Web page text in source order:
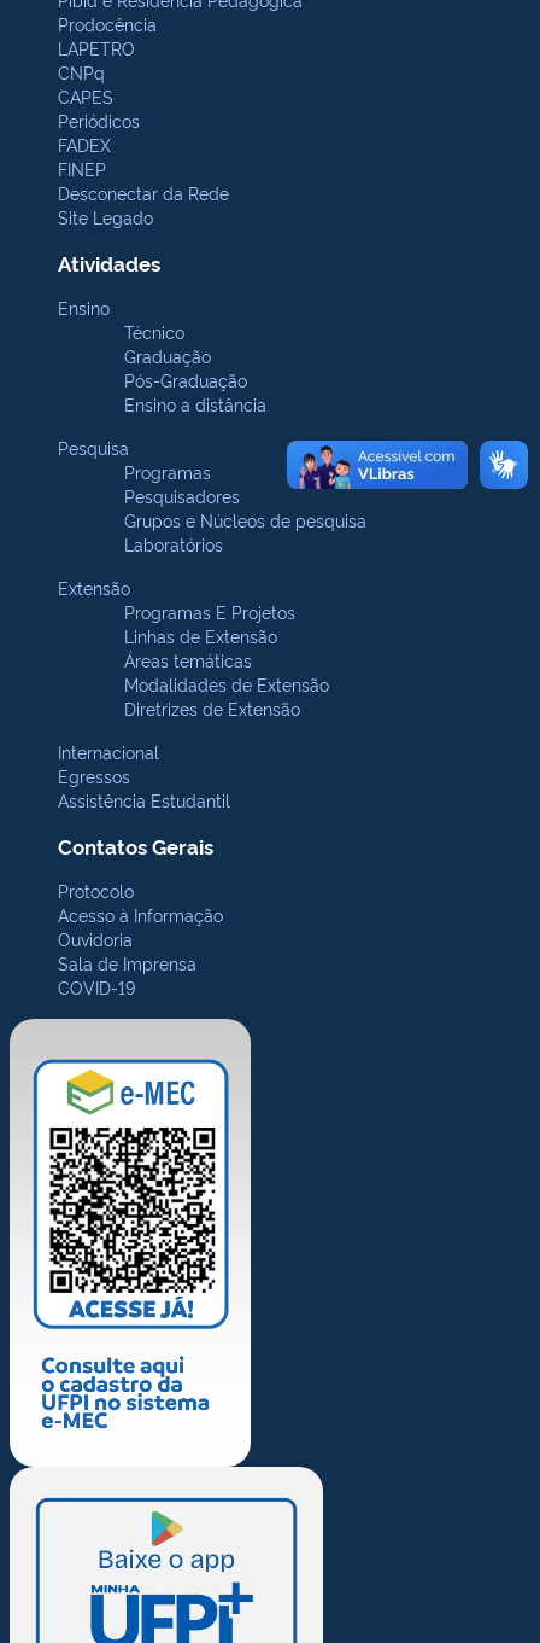
Prodocência
LAPETRO
CNPq
CAPES
Periódicos
FADEX
FINEP
Desconectar da Rede
Site Legado
Atividades
Ensino
Técnico
Graduação
Pós-Graduação
Ensino a distância
Pesquisa
Programas
Pesquisadores
Grupos e Núcleos de pesquisa
Laboratórios
Extensão
Programas E Projetos
Linhas de Extensão
Áreas temáticas
Modalidades de Extensão
Diretrizes de Extensão
Internacional
Egressos
Assistência Estudantil
Contatos Gerais
Protocolo
Acesso à Informação
Ouvidoria
Sala de Imprensa
COVID-19